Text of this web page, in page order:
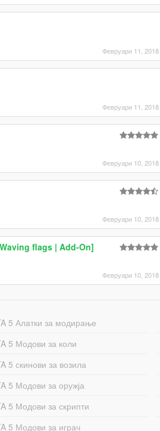
Февруари 11, 2018
Февруари 11, 2018
Февруари 10, 2018
Февруари 10, 2018
flags | Add-On]
Февруари 10, 2018
5 Алатки за модирање
5 Модови за коли
5 скинови за возила
5 Модови за оружја
5 Модови за скрипти
5 Модови за играч